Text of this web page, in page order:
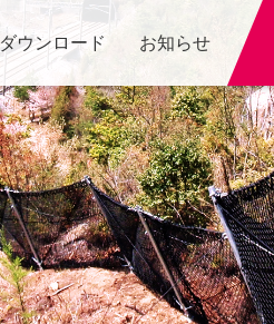
ダウンロード お知らせ